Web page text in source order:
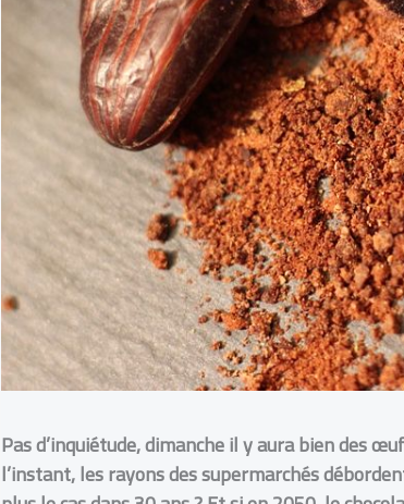
Pas d’inquiétude, dimanche il y aura bien des
l’instant, les rayons des supermarchés